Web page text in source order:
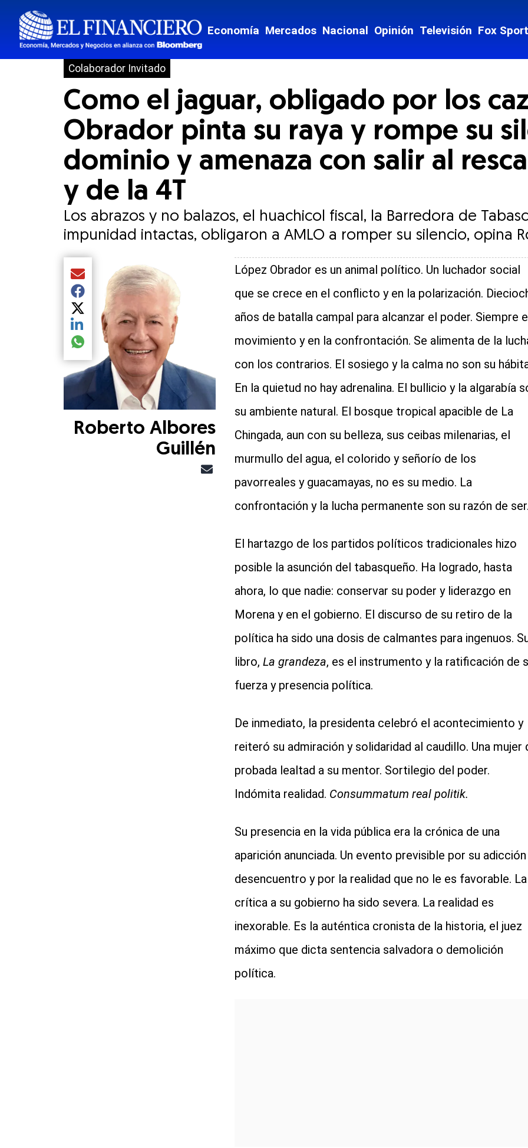
Economía Mercados Nacional Opinión Televisión Fox
Colaborador Invitado
Como el jaguar, obligado por los
Obrador pinta su raya y rompe su
dominio y amenaza con salir al
y de la 4T
Los abrazos y no balazos, el huachicol fiscal, la Barredora de
impunidad intactas, obligaron a AMLO a romper su silencio, opina
Compartir el artículo actual mediante Email
Compartir el artículo actual mediante Facebook
Compartir el artículo actual mediante Twitter
Compartir el artículo actual mediante LinkedIn
Compartir el artículo actual mediante global.social-whatsapp
Roberto Albores
Guillén
López Obrador es un animal político. Un luchador social
que se crece en el conflicto y en la polarización.
años de batalla campal para alcanzar el poder. Siempre
movimiento y en la confrontación. Se alimenta de la
con los contrarios. El sosiego y la calma no son su
En la quietud no hay adrenalina. El bullicio y la algarabía
su ambiente natural. El bosque tropical apacible de La
Chingada, aun con su belleza, sus ceibas milenarias, el
murmullo del agua, el colorido y señorío de los
pavorreales y guacamayas, no es su medio. La
confrontación y la lucha permanente son su razón de
El hartazgo de los partidos políticos tradicionales hizo
posible la asunción del tabasqueño. Ha logrado, hasta
ahora, lo que nadie: conservar su poder y liderazgo en
Morena y en el gobierno. El discurso de su retiro de la
política ha sido una dosis de calmantes para ingenuos.
libro, La grandeza, es el instrumento y la ratificación de
fuerza y presencia política.
De inmediato, la presidenta celebró el acontecimiento y
reiteró su admiración y solidaridad al caudillo. Una mujer
probada lealtad a su mentor. Sortilegio del poder.
Indómita realidad. Consummatum real politik.
Su presencia en la vida pública era la crónica de una
aparición anunciada. Un evento previsible por su
desencuentro y por la realidad que no le es favorable. La
crítica a su gobierno ha sido severa. La realidad es
inexorable. Es la auténtica cronista de la historia, el juez
máximo que dicta sentencia salvadora o demolición
política.